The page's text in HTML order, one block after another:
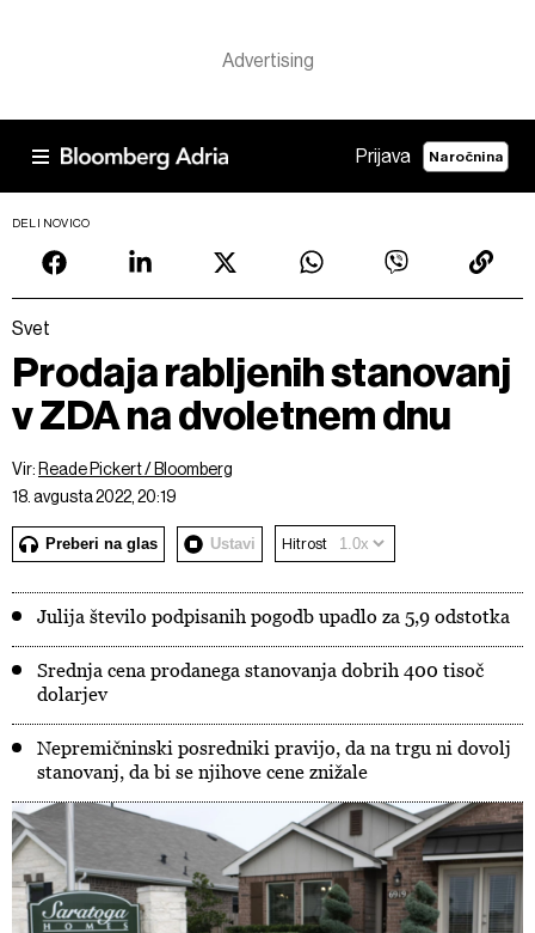
Prijava Naročnina
DELI NOVICO
Svet
Prodaja rabljenih stanovanj
v ZDA na dvoletnem dnu
Vir: Reade Pickert / Bloomberg
18. avgusta 2022, 20:19
Preberi na glas Ustavi Hitrost
Julija število podpisanih pogodb upadlo za 5,9 odstotka
Srednja cena prodanega stanovanja dobrih 400 tisoč
dolarjev
Nepremičninski posredniki pravijo, da na trgu ni dovolj
stanovanj, da bi se njihove cene znižale